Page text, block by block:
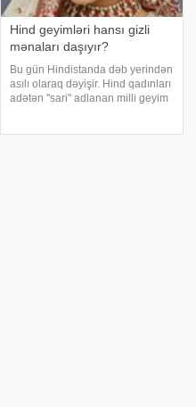
Hind geyimləri hansı gizli
mənaları daşıyır?
Bu gün Hindistanda dəb yerindən
asılı olaraq dəyişir. Hind qadınları
adətən "sari" adlanan milli geyim